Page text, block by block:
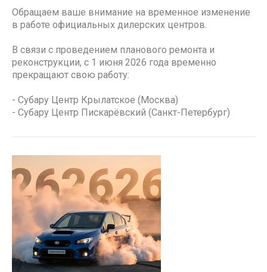
Обращаем ваше внимание на временное изменение
в работе официальных дилерских центров.
В связи с проведением планового ремонта и
реконструкции, с 1 июня 2026 года временно
прекращают свою работу:
- Субару Центр Крылатское (Москва)
- Субару Центр Пискарёвский (Санкт-Петербург)